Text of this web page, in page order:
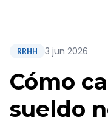
RRHH 3 jun 2026
Cómo
sueldo